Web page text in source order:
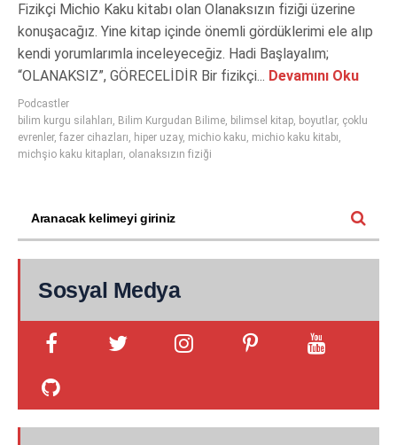
Fizikçi Michio Kaku kitabı olan Olanaksızın fiziği üzerine
konuşacağız. Yine kitap içinde önemli gördüklerimi ele alıp
kendi yorumlarımla inceleyeceğiz. Hadi Başlayalım;
“OLANAKSIZ”, GÖRECELİDİR Bir fizikçi... Devamını Oku
Podcastler
bilim kurgu silahları, Bilim Kurgudan Bilime, bilimsel kitap, boyutlar, çoklu
evrenler, fazer cihazları, hiper uzay, michio kaku, michio kaku kitabı,
michşio kaku kitapları, olanaksızın fiziği
Sosyal Medya